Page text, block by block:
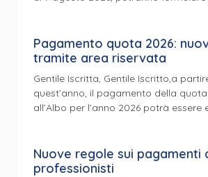
Pagamento quota 2026:
tramite area riservata
Gentile Iscritta, Gentile Iscritto,a
quest’anno, il pagamento della
all’Albo per l’anno 2026 potrà
Nuove regole sui pagamenti
professionisti